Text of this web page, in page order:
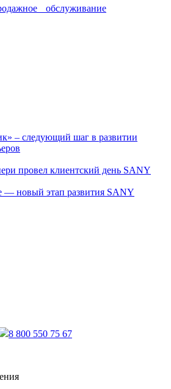
обслуживание
– следующий шаг в развитии
провел клиентский день SANY
— новый этап развития SANY
8 800 550 75 67